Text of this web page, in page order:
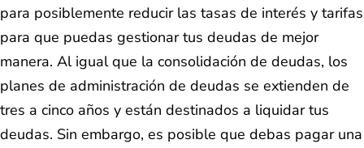
para posiblemente reducir las tasas de interés y tarifas
para que puedas gestionar tus deudas de mejor
manera. Al igual que la consolidación de deudas, los
planes de administración de deudas se extienden de
tres a cinco años y están destinados a liquidar tus
deudas. Sin embargo, es posible que debas pagar una